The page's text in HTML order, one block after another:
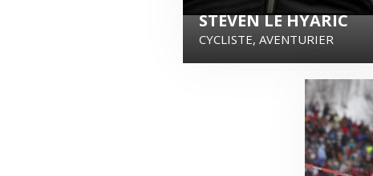
STEVEN LE HYARIC
CYCLISTE, AVENTURIER